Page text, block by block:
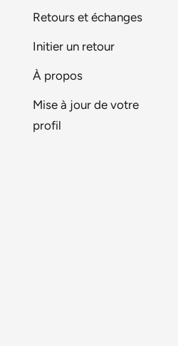
Retours et échanges
Initier un retour
À propos
Mise à jour de votre
profil